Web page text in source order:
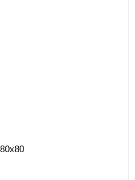
80x80